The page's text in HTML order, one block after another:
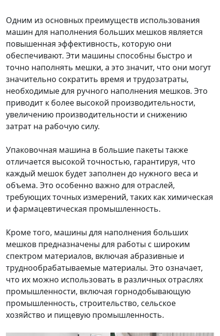
Одним из основных преимуществ использования
машин для наполнения больших мешков является
повышенная эффективность, которую они
обеспечивают. Эти машины способны быстро и
точно наполнять мешки, а это значит, что они могут
значительно сократить время и трудозатраты,
необходимые для ручного наполнения мешков. Это
приводит к более высокой производительности,
увеличению производительности и снижению
затрат на рабочую силу.
Упаковочная машина в большие пакеты также
отличается высокой точностью, гарантируя, что
каждый мешок будет заполнен до нужного веса и
объема. Это особенно важно для отраслей,
требующих точных измерений, таких как химическая
и фармацевтическая промышленность.
Кроме того, машины для наполнения больших
мешков предназначены для работы с широким
спектром материалов, включая абразивные и
труднообрабатываемые материалы. Это означает,
что их можно использовать в различных отраслях
промышленности, включая горнодобывающую
промышленность, строительство, сельское
хозяйство и пищевую промышленность.